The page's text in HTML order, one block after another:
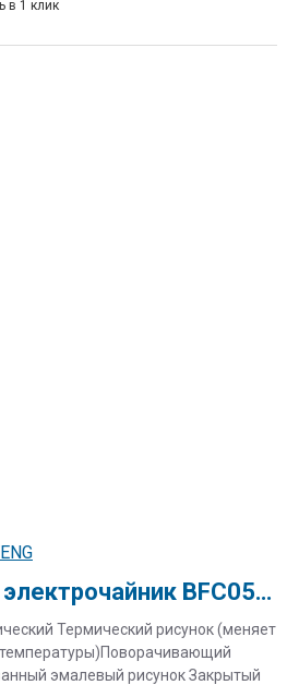
в 1 клик
Керамический электрочайник BFC051-1 "Фантазия"
Термический рисунок (меняет
эмалевый рисунок Закрытый